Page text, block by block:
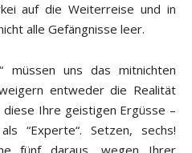
auf die Weiterreise und in
alle Gefängnisse leer.
müssen uns das mitnichten
entweder die Realität
Ihre geistigen Ergüsse –
“Experte“. Setzen, sechs!